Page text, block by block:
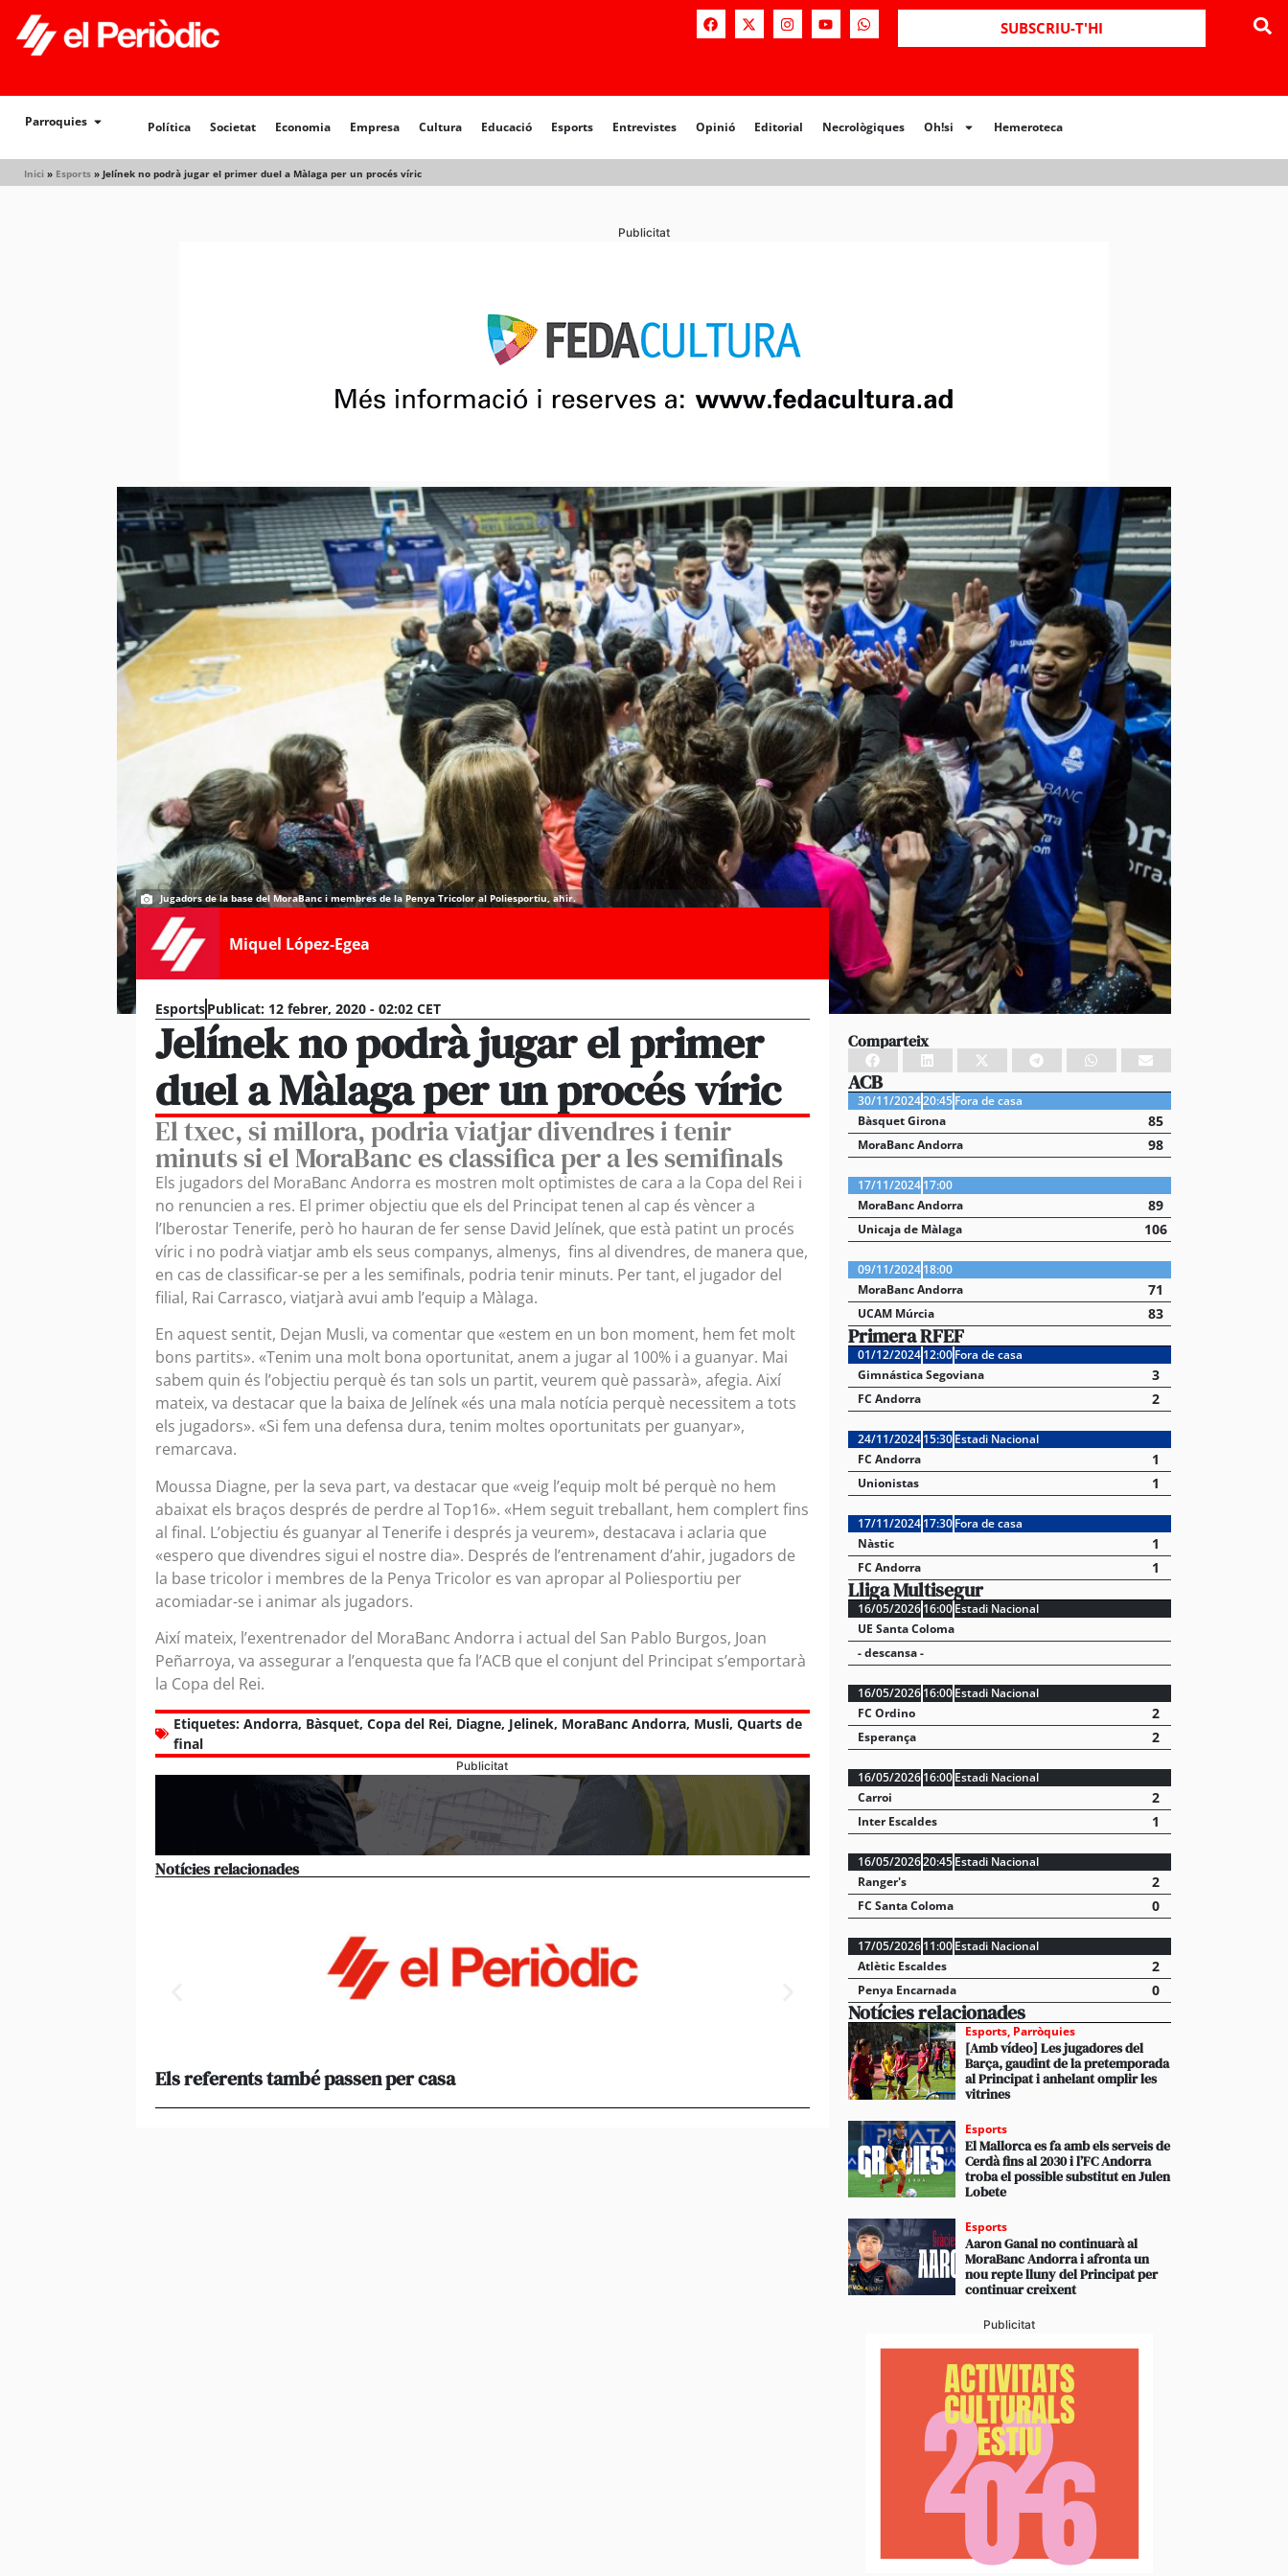
SUBSCRIU-T'HI
Parroquies Política Societat Economia Empresa Cultura Educació Esports Entrevistes Opinió Editorial Necrològiques Oh!si Hemeroteca
Inici » Esports » Jelínek no podrà jugar el primer duel a Màlaga per un procés víric
Política Societat Opinió Editorial Necrològiques Hemeroteca
Publicitat
Jugadors de la base del MoraBanc i membres de la Penya Tricolor al Poliesportiu, ahir.
Miquel López-Egea
EsportsPublicat: 12 febrer, 2020 - 02:02 CET
Jelínek no podrà jugar el primer
duel a Màlaga per un procés víric
El txec, si millora, podria viatjar divendres i tenir
minuts si el MoraBanc es classifica per a les semifinals
Els jugadors del MoraBanc Andorra es mostren molt optimistes de cara a la Copa del Rei i
no renuncien a res. El primer objectiu que els del Principat tenen al cap és vèncer a
l’Iberostar Tenerife, però ho hauran de fer sense David Jelínek, que està patint un procés
víric i no podrà viatjar amb els seus companys, almenys, fins al divendres, de manera que,
en cas de classificar-se per a les semifinals, podria tenir minuts. Per tant, el jugador del
filial, Rai Carrasco, viatjarà avui amb l’equip a Màlaga.
En aquest sentit, Dejan Musli, va comentar que «estem en un bon moment, hem fet molt
bons partits». «Tenim una molt bona oportunitat, anem a jugar al 100% i a guanyar. Mai
sabem quin és l’objectiu perquè és tan sols un partit, veurem què passarà», afegia. Així
mateix, va destacar que la baixa de Jelínek «és una mala notícia perquè necessitem a tots
els jugadors». «Si fem una defensa dura, tenim moltes oportunitats per guanyar»,
remarcava.
Moussa Diagne, per la seva part, va destacar que «veig l’equip molt bé perquè no hem
abaixat els braços després de perdre al Top16». «Hem seguit treballant, hem complert fins
al final. L’objectiu és guanyar al Tenerife i després ja veurem», destacava i aclaria que
«espero que divendres sigui el nostre dia». Després de l’entrenament d’ahir, jugadors de
la base tricolor i membres de la Penya Tricolor es van apropar al Poliesportiu per
acomiadar-se i animar als jugadors.
Així mateix, l’exentrenador del MoraBanc Andorra i actual del San Pablo Burgos, Joan
Peñarroya, va assegurar a l’enquesta que fa l’ACB que el conjunt del Principat s’emportarà
la Copa del Rei.
Etiquetes: Andorra, Bàsquet, Copa del Rei, Diagne, Jelinek, MoraBanc Andorra, Musli, Quarts de
final
Publicitat
Notícies relacionades
Els referents també passen per casa Els establiments es fan forts davant una demanda
al 95% en un juliol que ja és històric
Comparteix
ACB
30/11/202420:45 Fora de casa
Bàsquet Girona
85
MoraBanc Andorra 98
17/11/2024 17:00
MoraBanc Andorra
89
Unicaja de Màlaga 106
09/11/2024 18:00
MoraBanc Andorra
71
UCAM Múrcia 83
Primera RFEF
01/12/2024 12:00 Fora de casa
Gimnástica Segoviana
3
FC Andorra 2
24/11/2024 15:30 Estadi Nacional
FC Andorra
1
Unionistas 1
17/11/2024 17:30 Fora de casa
Nàstic
1
FC Andorra 1
Lliga Multisegur
16/05/2026 16:00 Estadi Nacional
UE Santa Coloma
- descansa -
16/05/2026 16:00 Estadi Nacional
FC Ordino
2
Esperança 2
16/05/2026 16:00 Estadi Nacional
Carroi
2
Inter Escaldes 1
16/05/202620:45 Estadi Nacional
Ranger's
2
FC Santa Coloma 0
17/05/2026 11:00 Estadi Nacional
Atlètic Escaldes
2
Penya Encarnada 0
Notícies relacionades
Esports, Parròquies
[Amb vídeo] Les jugadores del
Barça, gaudint de la pretemporada
al Principat i anhelant omplir les
vitrines
Esports
El Mallorca es fa amb els serveis de
Cerdà fins al 2030 i l’FC Andorra
troba el possible substitut en Julen
Lobete
Esports
Aaron Ganal no continuarà al
MoraBanc Andorra i afronta un
nou repte lluny del Principat per
continuar creixent
Publicitat